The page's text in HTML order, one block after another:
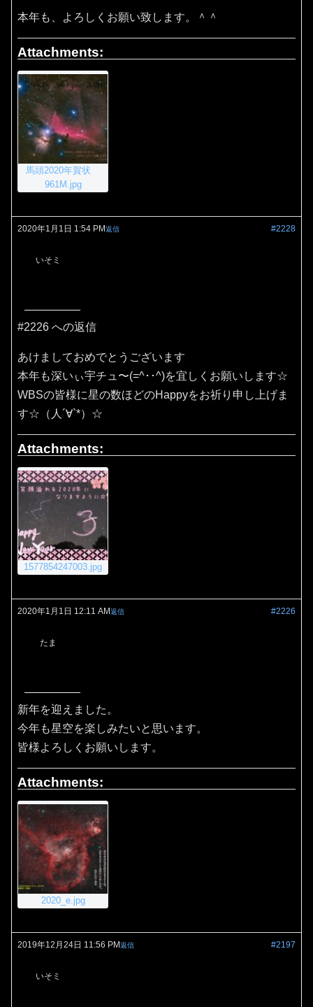
本年も、よろしくお願い致します。＾＾
Attachments:
馬頭2020年賀状
961M.jpg
2020年1月1日 1:54 PM #2228
返信
いそミ
#2226 への返信
あけましておめでとうございます
本年も深いぃ宇チュ〜(=^･･^)を宜しくお願いします☆
WBSの皆様に星の数ほどのHappyをお祈り申し上げま
す☆（人´∀`*）☆
Attachments:
1577854247003.jpg
2020年1月1日 12:11 AM #2226
返信
たま
新年を迎えました。
今年も星空を楽しみたいと思います。
皆様よろしくお願いします。
Attachments:
2020_e.jpg
2019年12月24日 11:56 PM #2197
返信
いそミ